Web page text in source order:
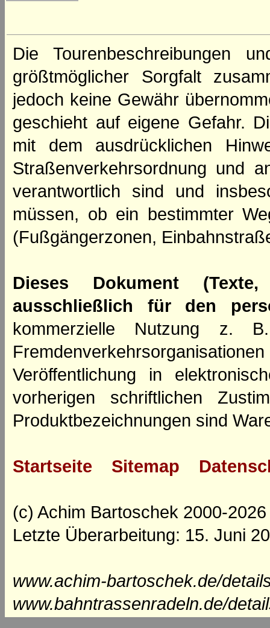
Die Tourenbeschreibungen
größtmöglicher Sorgfalt
jedoch keine Gewähr
geschieht auf eigene Gefahr.
mit dem ausdrücklichen
Straßenverkehrsordnung und
verantwortlich sind und
müssen, ob ein bestimmter
(Fußgängerzonen,
Dieses Dokument
ausschließlich für den
kommerzielle Nutzung z.
Veröffentlichung in
vorherigen schriftlichen
Produktbezeichnungen sind
Startseite Sitemap
(c) Achim Bartoschek 2000-2026
Letzte Überarbeitung: 15. Juni
www.achim-bartoschek.de/
www.bahntrassenradeln.de/